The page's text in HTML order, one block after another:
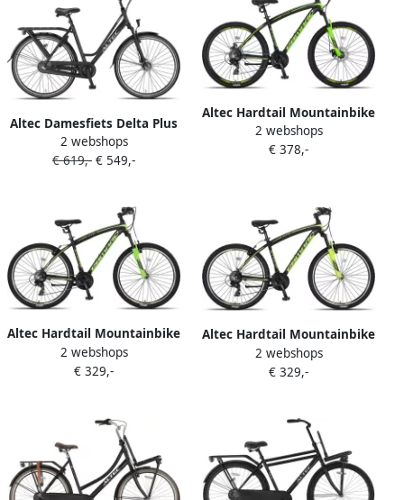
Altec Damesfiets Delta Plus
28 Inch 56 cm Dames 3V
Rollerbrake Matzwart
2 webshops
€ 619,- € 549,-
Altec Hardtail Mountainbike
Camaro MTB 27.5 Inch 45
cm Unisex 21V Mechanische
2 webshops
€ 378,-
Altec Hardtail Mountainbike
Camaro MTB 27.5 Inch 45
cm Unisex 21V V-Brakes
2 webshops
€ 329,-
Altec Hardtail Mountainbike
Camaro MTB 27.5 Inch 45
cm Unisex 21V V-Brakes
2 webshops
€ 329,-